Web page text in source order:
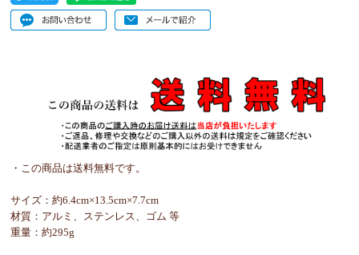
・この商品は送料無料です。
サイズ：約6.4cm×13.5cm×7.7cm
材質：アルミ、ステンレス、ゴム 等
重量：約295g